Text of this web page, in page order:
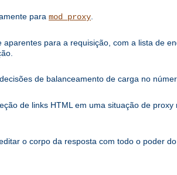
para mod_proxy
para a requisição, com a lista de
de balanceamento de carga no
de links HTML em uma situação de
editar o corpo da resposta com todo o poder do